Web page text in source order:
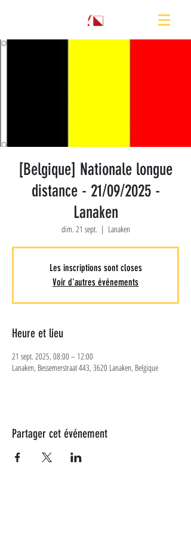
[Belgique] Nationale longue
distance - 21/09/2025 -
Lanaken
dim. 21 sept.
  |
Lanaken
Les inscriptions sont closes
Voir d'autres événements
Heure et lieu
21 sept. 2025, 08:00 – 12:00
Lanaken, Bessemerstraat 443, 3620 Lanaken, Belgique
Partager cet événement